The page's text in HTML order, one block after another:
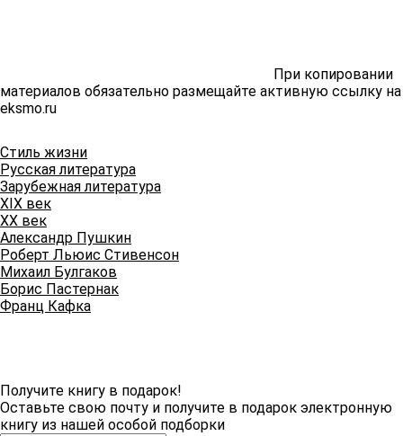
При копировании
материалов обязательно размещайте активную ссылку на
eksmo.ru
Стиль жизни
Русская литература
Зарубежная литература
XIX век
XX век
Александр Пушкин
Роберт Льюис Стивенсон
Михаил Булгаков
Борис Пастернак
Франц Кафка
Получите книгу в подарок!
Оставьте свою почту и получите в подарок электронную
книгу из нашей особой подборки